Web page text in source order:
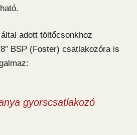
adott töltőcsonkhoz
BSP (Foster) csatlakozóra is
gyorscsatlakozó